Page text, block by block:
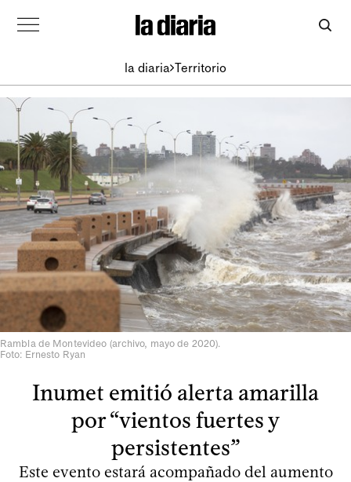
la diaria Territorio
Rambla de Montevideo (archivo, mayo de 2020).
Foto: Ernesto Ryan
Inumet emitió alerta amarilla
por “vientos fuertes y
persistentes”
Este evento estará acompañado del aumento